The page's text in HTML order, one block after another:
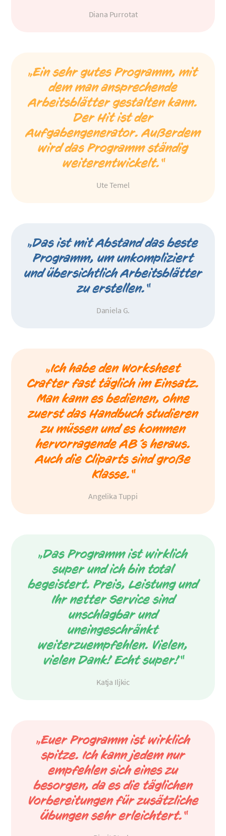
Diana Purrotat
„Ein sehr gutes Programm, mit
dem man ansprechende
Arbeitsblätter gestalten kann.
Der Hit ist der
Aufgabengenerator. Außerdem
wird das Programm ständig
weiterentwickelt.“
Ute Temel
„Das ist mit Abstand das beste
Programm, um unkompliziert
und übersichtlich Arbeitsblätter
zu erstellen.“
Daniela G.
„Ich habe den Worksheet
Crafter fast täglich im Einsatz.
Man kann es bedienen, ohne
zuerst das Handbuch studieren
zu müssen und es kommen
hervorragende AB´s heraus.
Auch die Cliparts sind große
Klasse.“
Angelika Tuppi
„Das Programm ist wirklich
super und ich bin total
begeistert. Preis, Leistung und
Ihr netter Service sind
unschlagbar und
uneingeschränkt
weiterzuempfehlen. Vielen,
vielen Dank! Echt super!“
Katja Iljkic
„Euer Programm ist wirklich
spitze. Ich kann jedem nur
empfehlen sich eines zu
besorgen, da es die täglichen
Vorbereitungen für zusätzliche
Übungen sehr erleichtert.“